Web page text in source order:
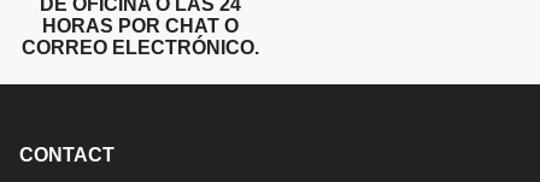
HORAS POR CHAT O
CORREO ELECTRÓNICO.
CONTACT